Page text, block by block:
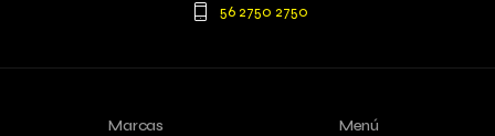
56 2750 2750
Marcas Menú